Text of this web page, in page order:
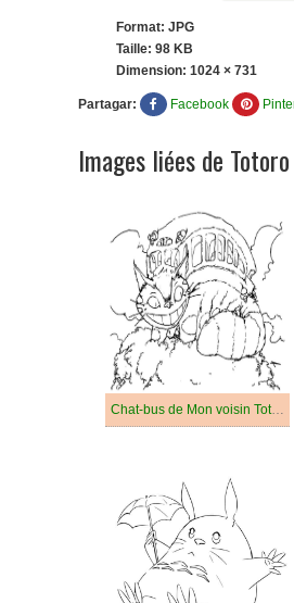
Format: JPG
Taille: 98 KB
Dimension: 1024 × 731
Partagar: Facebook
Images liées de Totoro
Chat-bus de Mon voisin Totoro